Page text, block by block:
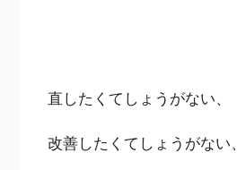
直したくてしょうがない、
改善したくてしょうがない、